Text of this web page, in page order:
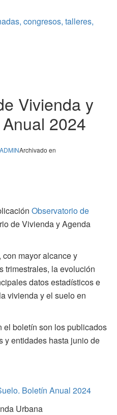
congresos, talleres,
Vivienda y
2024
ADMINArchivado en
Observatorio de
de Vivienda y Agenda
mayor alcance y
trimestrales, la evolución
datos estadísticos e
vivienda y el suelo en
el boletín son los publicados
y entidades hasta junio de
Boletín Anual 2024
Urbana